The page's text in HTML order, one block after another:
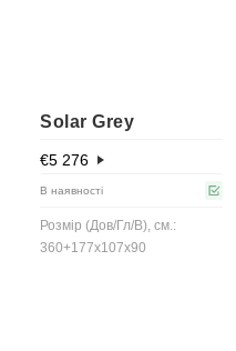
Solar Grey
€5 276
В наявності
Розмір (Дов/Гл/В), см.:
360+177x107x90